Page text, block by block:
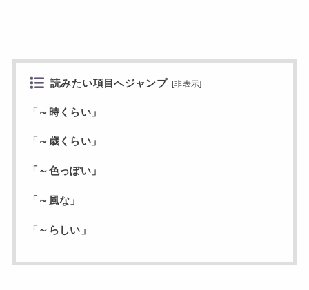
読みたい項目へジャンプ [非表示]
「～時くらい」
「～歳くらい」
「～色っぽい」
「～風な」
「～らしい」